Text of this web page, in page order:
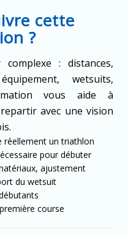
cette
?
: distances,
wetsuits,
vous aide à
avec une vision
un triathlon
pour débuter
ajustement
du wetsuit
course